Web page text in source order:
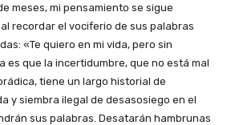
meses, mi pensamiento se sigue
recordar el vociferio de sus palabras
«Te quiero en mi vida, pero sin
es que la incertidumbre, que no está mal
tiene un largo historial de
y siembra ilegal de desasosiego en el
sus palabras. Desatarán hambrunas